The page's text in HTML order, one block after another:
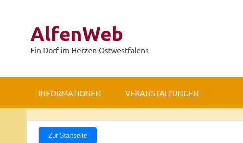
AlfenWeb
Ein Dorf im Herzen Ostwestfalens
INFORMATIONEN VERANSTALTUNGEN
Zur Startseite